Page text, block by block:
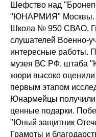
Шефство над
"ЮНАРМИЯ" Москвы.
Школа № 950 СВАО,
слушателей Военно-
интересные работы.
музея ВС РФ, штаба
жюри высоко оценили
первым этапом
Юнармейцы
ценные подарки.
"Юный защитник
Грамоты и